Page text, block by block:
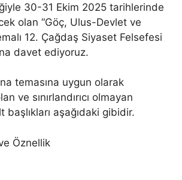
30-31 Ekim 2025 tarihlerinde
olan “Göç, Ulus-Devlet ve
12. Çağdaş Siyaset Felsefesi
davet ediyoruz.
temasına uygun olarak
ve sınırlandırıcı olmayan
başlıkları aşağıdaki gibidir.
Öznellik